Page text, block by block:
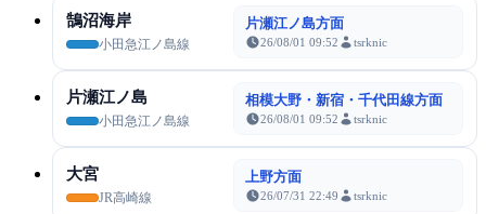
鵠沼海岸
小田急江ノ島線
片瀬江ノ島方面
26/08/01 09:52 tsrknic
片瀬江ノ島
小田急江ノ島線
相模大野・新宿・千代田線方面
26/08/01 09:52 tsrknic
大宮
JR高崎線
上野方面
26/07/31 22:49 tsrknic